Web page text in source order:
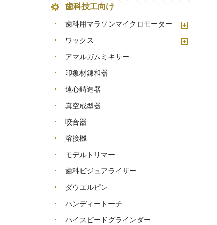
歯科技工向け
歯科用マラソンマイクロモーター
ワックス
アマルガムミキサー
印象材錬和器
遠心鋳造器
真空成型器
咬合器
溶接機
モデルトリマー
歯科ビジュアライザー
ダウエルピン
ハンディートーチ
ハイスピードグラインダー